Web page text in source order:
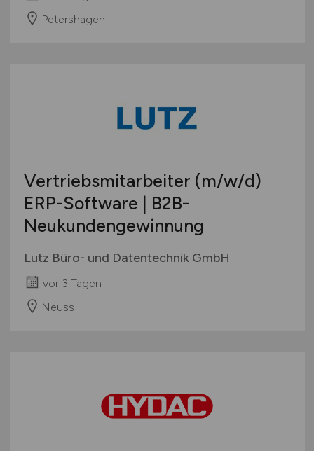
Petershagen
Vertriebsmitarbeiter (m/w/d)
ERP-Software | B2B-
Neukundengewinnung
Lutz Büro- und Datentechnik GmbH
vor 3 Tagen
Neuss